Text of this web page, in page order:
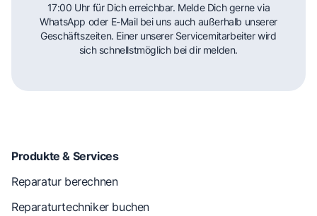
17:00 Uhr für Dich erreichbar. Melde Dich gerne via
WhatsApp oder E-Mail bei uns auch außerhalb unserer
Geschäftszeiten. Einer unserer Servicemitarbeiter wird
sich schnellstmöglich bei dir melden.
Produkte & Services
Reparatur berechnen
Reparaturtechniker buchen